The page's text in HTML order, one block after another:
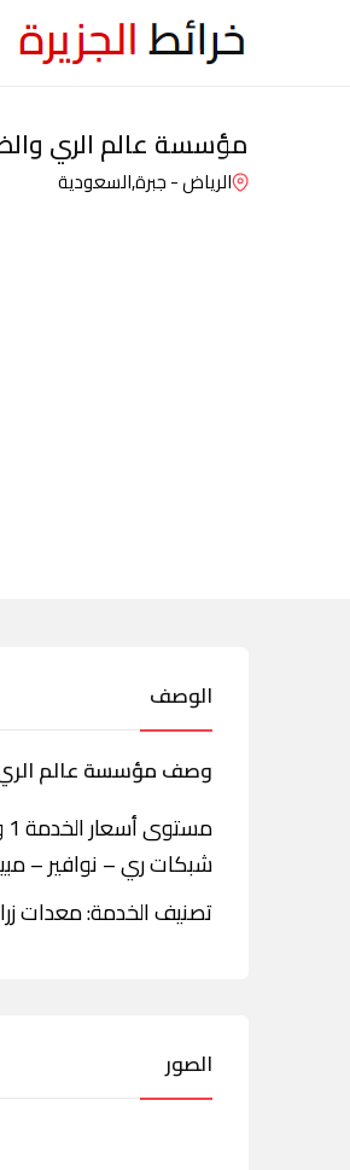
مؤسسة عالم الري
الرياض - جبرة,السعودية
الوصف
وصف مؤسسة عالم الري
شبكات ري – نوافير –
تصنيف الخدمة: معدات
الصور